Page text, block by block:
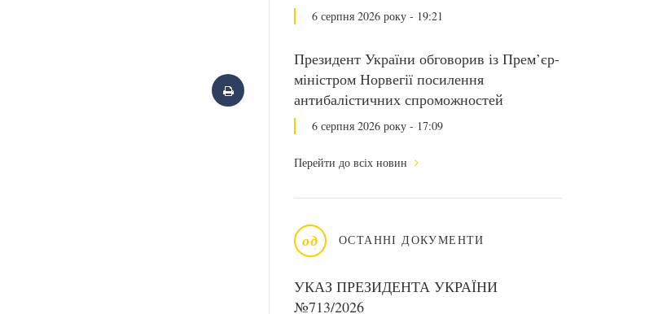
6 серпня 2026 року - 19:21
Президент України обговорив із Прем’єр-
міністром Норвегії посилення
антибалістичних спроможностей
6 серпня 2026 року - 17:09
Перейти до всіх новин
од ОСТАННІ ДОКУМЕНТИ
УКАЗ ПРЕЗИДЕНТА УКРАЇНИ
№713/2026